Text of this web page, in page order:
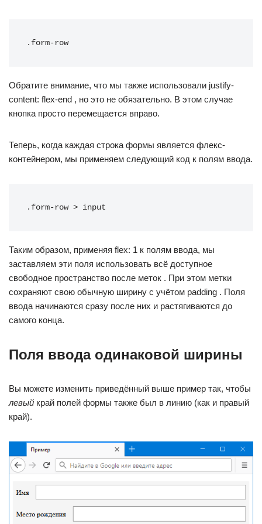
.form-row
Обратите внимание, что мы также использовали justify-
content: flex-end , но это не обязательно. В этом случае
кнопка просто перемещается вправо.
Теперь, когда каждая строка формы является флекс-
контейнером, мы применяем следующий код к полям ввода.
.form-row > input
Таким образом, применяя flex: 1 к полям ввода, мы
заставляем эти поля использовать всё доступное
свободное пространство после меток . При этом метки
сохраняют свою обычную ширину с учётом padding . Поля
ввода начинаются сразу после них и растягиваются до
самого конца.
Поля ввода одинаковой ширины
Вы можете изменить приведённый выше пример так, чтобы
левый край полей формы также был в линию (как и правый
край).